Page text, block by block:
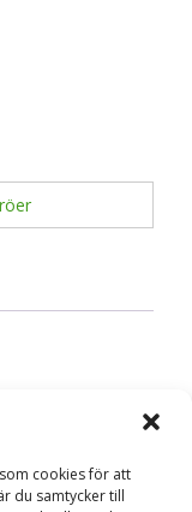
cookies för att
du samtycker till